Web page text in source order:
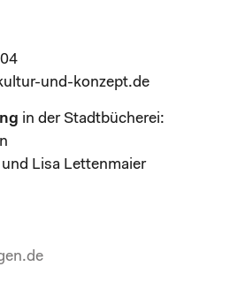
und-konzept.de
in der Stadtbücherei:
Lisa Lettenmaier